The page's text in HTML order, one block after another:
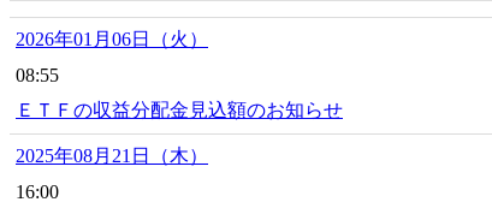
2026年01月06日（火）
08:55
ＥＴＦの収益分配金見込額のお知らせ
2025年08月21日（木）
16:00